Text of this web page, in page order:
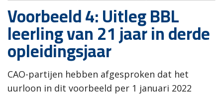
Voorbeeld 4: Uitleg BBL
leerling van 21 jaar in derde
opleidingsjaar
CAO-partijen hebben afgesproken dat het
uurloon in dit voorbeeld per 1 januari 2022